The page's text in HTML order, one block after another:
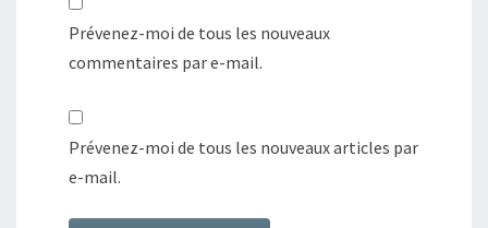
Prévenez-moi de tous les nouveaux
commentaires par e-mail.
Prévenez-moi de tous les nouveaux articles par
e-mail.